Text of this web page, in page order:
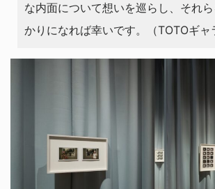
な内面について想いを巡らし、それ
かりになれば幸いです。（TOTOギャ